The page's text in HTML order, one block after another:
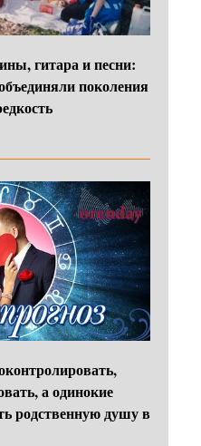
гитара и песни:
поколения
а одинокие
родственную душу в